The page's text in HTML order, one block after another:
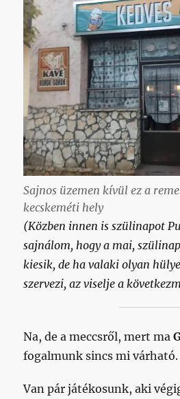
Sajnos üzemen kívül ez a
kecskeméti hely
(Közben innen is szülinapot
sajnálom, hogy a mai,
kiesik, de ha valaki olyan
szervezi, az viselje a
Na, de a meccsről, mert ma
fogalmunk sincs mi várható.
Van pár játékosunk, aki